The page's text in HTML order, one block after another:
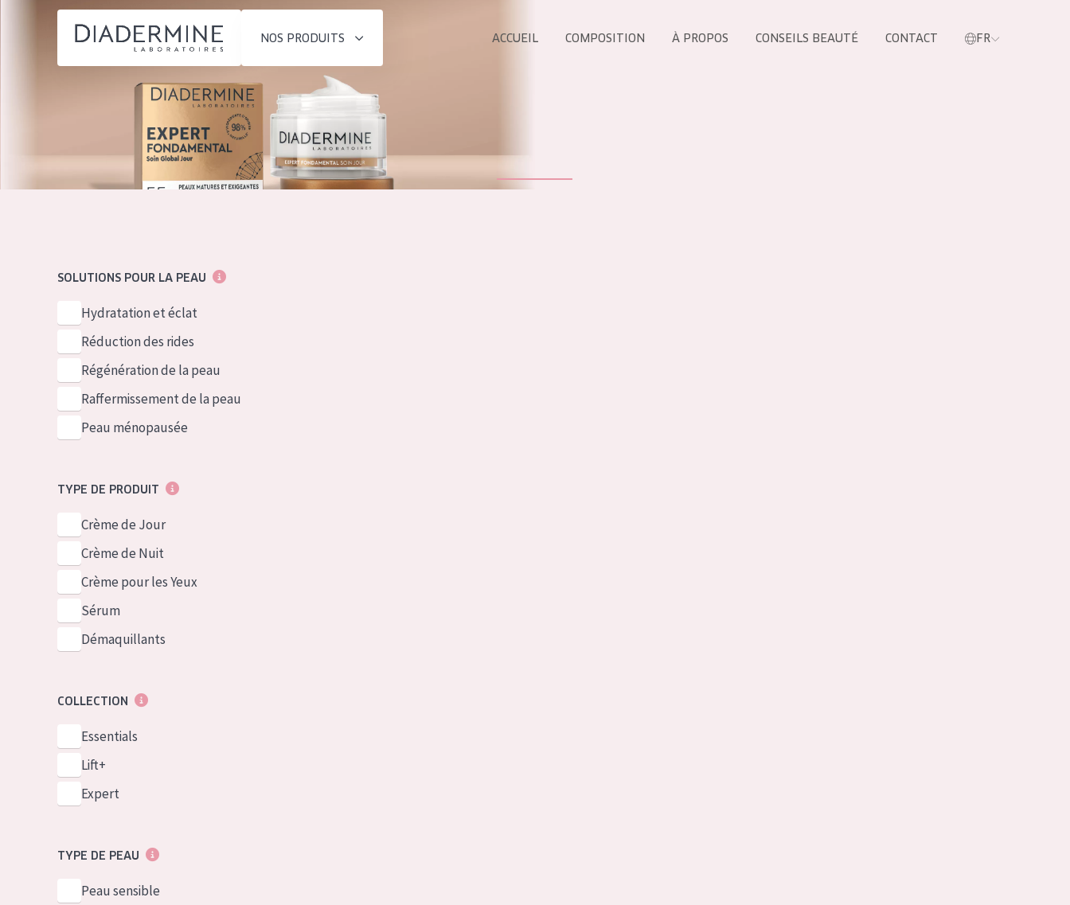
NOS PRODUITS
SOLUTIONS POUR LA PEAU
Hydratation et éclat
Réduction des rides
Peau ménopausée
TYPE DE PRODUIT
Crème de Jour
Crème de Nuit
ACCUEIL COMPOSITION À PROPOS CONSEILS BEAUTÉ CONTACT FR
À propos
SOLUTIONS POUR LA PEAU
Hydratation et éclat
Réduction des rides
Régénération de la peau
Raffermissement de la peau
Peau ménopausée
TYPE DE PRODUIT
Crème de Jour
Crème de Nuit
Crème pour les Yeux
Sérum
Démaquillants
COLLECTION
Essentials
Lift+
Expert
TYPE DE PEAU
Peau sensible